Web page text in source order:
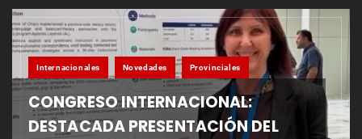
Internacionales Novedades Provinciales
CONGRESO INTERNACIONAL:
DESTACADA PRESENTACIÓN DEL